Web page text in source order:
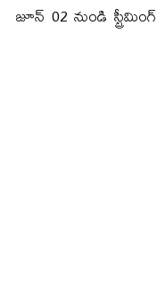
02 నుండి స్ట్రీమింగ్